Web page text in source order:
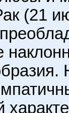
(21